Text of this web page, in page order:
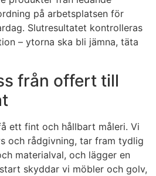
på arbetsplatsen för
Slutresultatet kontrolleras
– ytorna ska bli jämna, täta
från offert till
ett fint och hållbart måleri. Vi
och rådgivning, tar fram tydlig
materialval, och lägger en
skyddar vi möbler och golv,